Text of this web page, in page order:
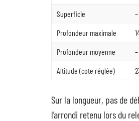
Superficie
–
Profondeur maximale
Profondeur moyenne
–
Altitude (cote réglée)
Sur la longueur, pas de
l’arrondi retenu lors du